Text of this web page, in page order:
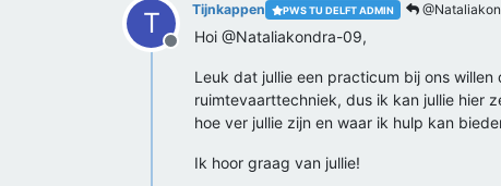
T
Offline
Tijnkappen PWS TU DELFT ADMIN
Hoi @Nataliakondra-09,
Leuk dat jullie een practicum bij ons
ruimtevaarttechniek, dus ik kan jullie hier
hoe ver jullie zijn en waar ik hulp kan
Ik hoor graag van jullie!